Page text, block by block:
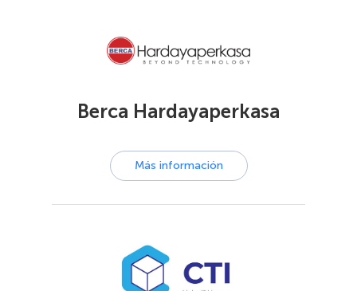
Berca Hardayaperkasa
Más información